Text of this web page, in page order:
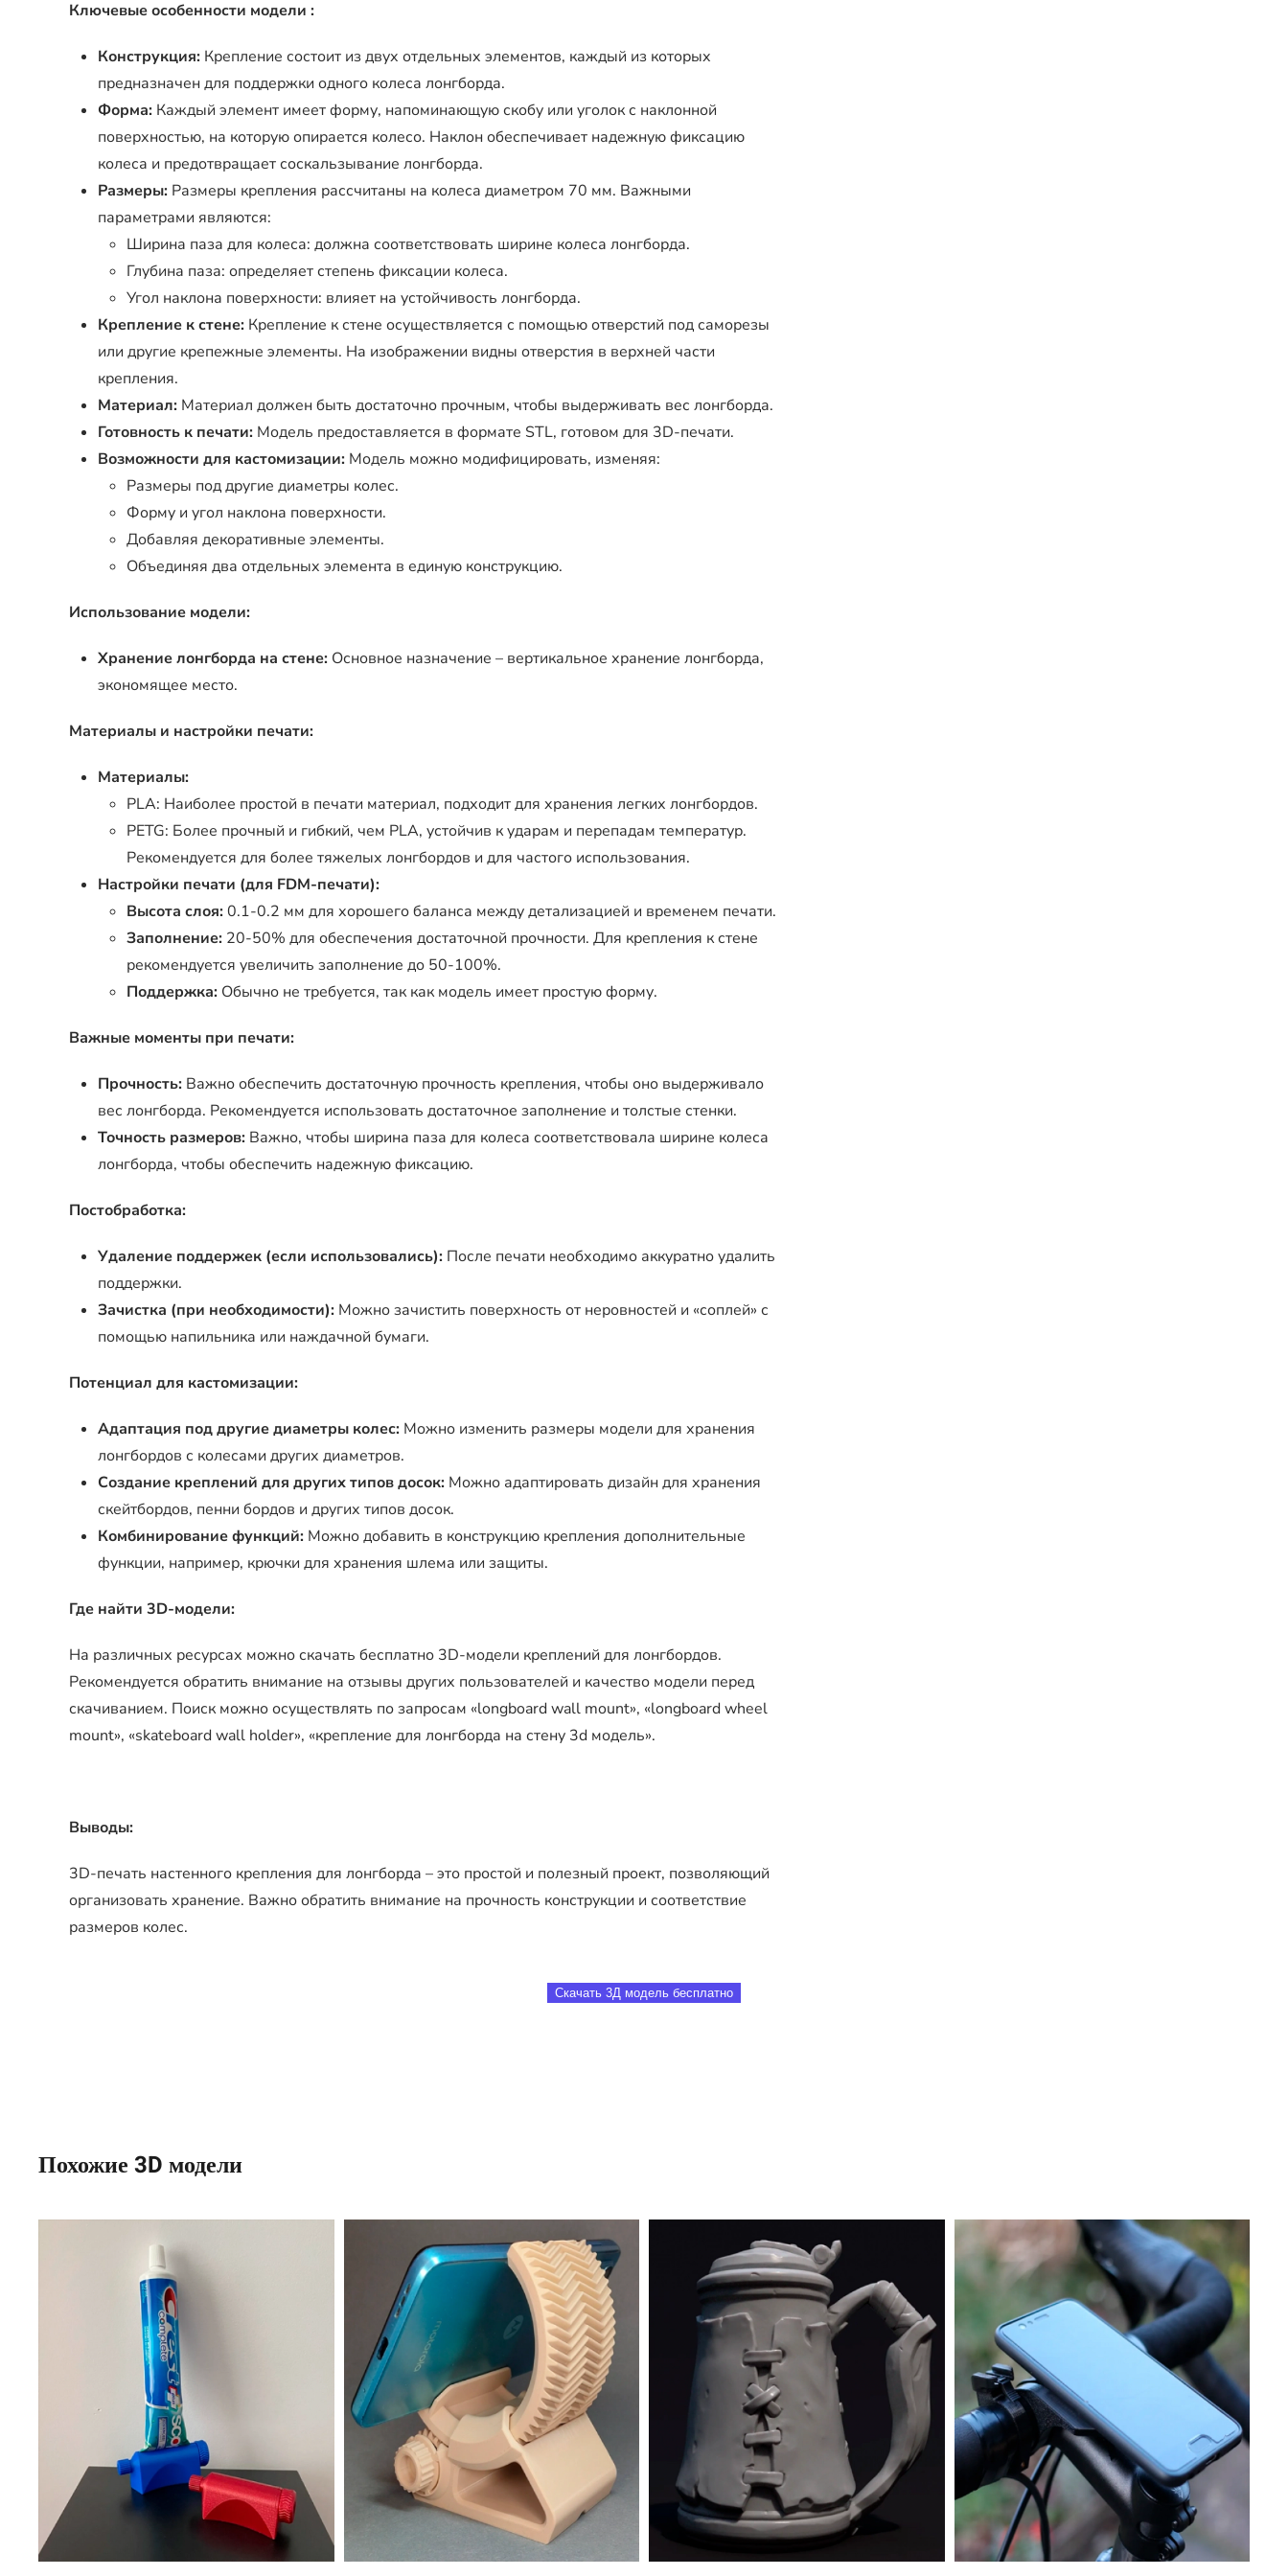
Ключевые особенности модели :
Конструкция: Крепление состоит из двух отдельных элементов, каждый из которых
предназначен для поддержки одного колеса лонгборда.
Форма: Каждый элемент имеет форму, напоминающую скобу или уголок с наклонной
поверхностью, на которую опирается колесо. Наклон обеспечивает надежную фиксацию
колеса и предотвращает соскальзывание лонгборда.
Размеры: Размеры крепления рассчитаны на колеса диаметром 70 мм. Важными
параметрами являются:
Ширина паза для колеса: должна соответствовать ширине колеса лонгборда.
Глубина паза: определяет степень фиксации колеса.
Угол наклона поверхности: влияет на устойчивость лонгборда.
Крепление к стене: Крепление к стене осуществляется с помощью отверстий под саморезы
или другие крепежные элементы. На изображении видны отверстия в верхней части
крепления.
Материал: Материал должен быть достаточно прочным, чтобы выдерживать вес лонгборда.
Готовность к печати: Модель предоставляется в формате STL, готовом для 3D-печати.
Возможности для кастомизации: Модель можно модифицировать, изменяя:
Размеры под другие диаметры колес.
Форму и угол наклона поверхности.
Добавляя декоративные элементы.
Объединяя два отдельных элемента в единую конструкцию.
Использование модели:
Хранение лонгборда на стене: Основное назначение – вертикальное хранение лонгборда,
экономящее место.
Материалы и настройки печати:
Материалы:
PLA: Наиболее простой в печати материал, подходит для хранения легких лонгбордов.
PETG: Более прочный и гибкий, чем PLA, устойчив к ударам и перепадам температур.
Рекомендуется для более тяжелых лонгбордов и для частого использования.
Настройки печати (для FDM-печати):
Высота слоя:0.1-0.2 мм для хорошего баланса между детализацией и временем печати.
Заполнение: 20-50% для обеспечения достаточной прочности. Для крепления к стене
рекомендуется увеличить заполнение до 50-100%.
Поддержка: Обычно не требуется, так как модель имеет простую форму.
Важные моменты при печати:
Прочность: Важно обеспечить достаточную прочность крепления, чтобы оно выдерживало
вес лонгборда. Рекомендуется использовать достаточное заполнение и толстые стенки.
Точность размеров: Важно, чтобы ширина паза для колеса соответствовала ширине колеса
лонгборда, чтобы обеспечить надежную фиксацию.
Постобработка:
Удаление поддержек (если использовались): После печати необходимо аккуратно удалить
поддержки.
Зачистка (при необходимости): Можно зачистить поверхность от неровностей и «соплей» с
помощью напильника или наждачной бумаги.
Потенциал для кастомизации:
Адаптация под другие диаметры колес: Можно изменить размеры модели для хранения
лонгбордов с колесами других диаметров.
Создание креплений для других типов досок: Можно адаптировать дизайн для хранения
скейтбордов, пенни бордов и других типов досок.
Комбинирование функций: Можно добавить в конструкцию крепления дополнительные
функции, например, крючки для хранения шлема или защиты.
Где найти 3D-модели:
На различных ресурсах можно скачать бесплатно 3D-модели креплений для лонгбордов.
Рекомендуется обратить внимание на отзывы других пользователей и качество модели перед
скачиванием. Поиск можно осуществлять по запросам «longboard wall mount», «longboard wheel
mount», «skateboard wall holder», «крепление для лонгборда на стену 3d модель».
Выводы:
3D-печать настенного крепления для лонгборда – это простой и полезный проект, позволяющий
организовать хранение. Важно обратить внимание на прочность конструкции и соответствие
размеров колес.
Скачать 3Д модель бесплатно
Похожие 3D модели